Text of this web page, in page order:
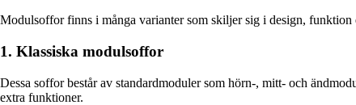
Modulsoffor finns i många varianter som skiljer sig i design, funktion
1. Klassiska modulsoffor
Dessa soffor består av standardmoduler som hörn-, mitt- och
extra funktioner.